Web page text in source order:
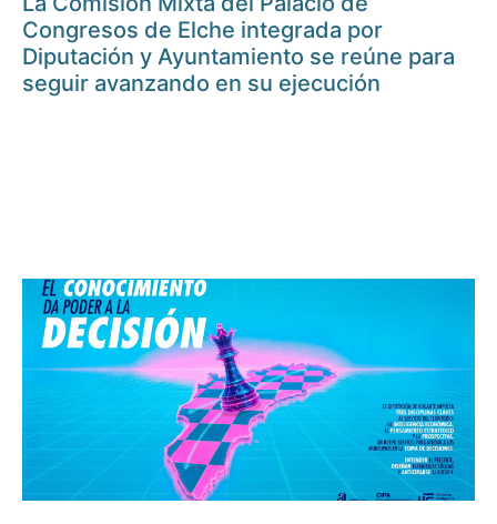
Congresos de Elche integrada por
Diputación y Ayuntamiento se reúne para
seguir avanzando en su ejecución